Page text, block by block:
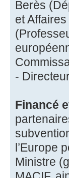
Berès
et
-
Financé
l’Europe
Ministre